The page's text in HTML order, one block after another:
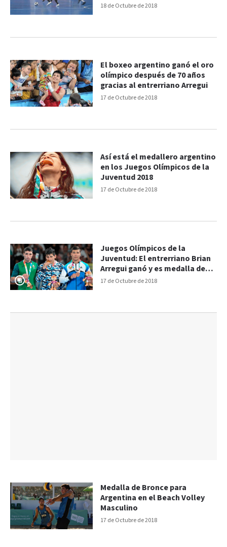
18 de Octubre de 2018
17 de Octubre de 2018
El boxeo argentino ganó el oro
olímpico después de 70 años
gracias al entrerriano Arregui
17 de Octubre de 2018
Así está el medallero argentino
en los Juegos Olímpicos de la
Juventud 2018
17 de Octubre de 2018
Juegos Olímpicos de la
Juventud: El entrerriano Brian
Arregui ganó y es medalla de
oro en Boxeo
17 de Octubre de 2018
Medalla de Bronce para
Argentina en el Beach Volley
Masculino